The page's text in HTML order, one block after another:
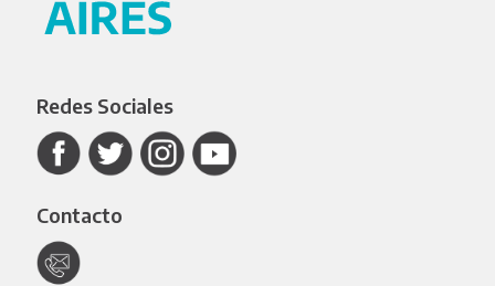
Redes Sociales
Contacto